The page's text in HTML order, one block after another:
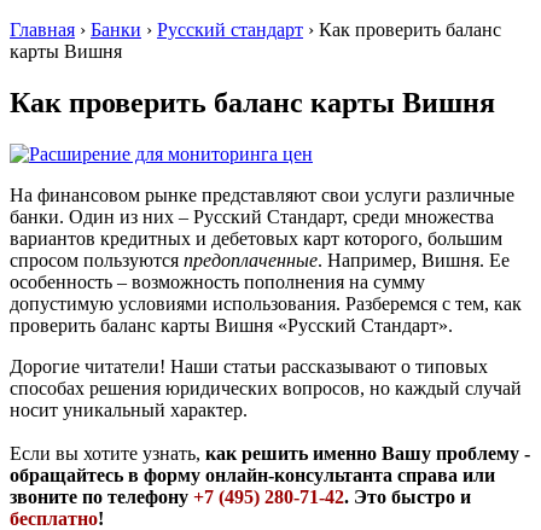
Главная › Банки › Русский стандарт › Как проверить баланс
карты Вишня
Как проверить баланс карты Вишня
На финансовом рынке представляют свои услуги различные
банки. Один из них – Русский Стандарт, среди множества
вариантов кредитных и дебетовых карт которого, большим
спросом пользуются предоплаченные. Например, Вишня. Ее
особенность – возможность пополнения на сумму
допустимую условиями использования. Разберемся с тем, как
проверить баланс карты Вишня «Русский Стандарт».
Дорогие читатели! Наши статьи рассказывают о типовых
способах решения юридических вопросов, но каждый случай
носит уникальный характер.
Если вы хотите узнать, как решить именно Вашу проблему -
обращайтесь в форму онлайн-консультанта справа или
звоните по телефону +7 (495) 280-71-42. Это быстро и
бесплатно!